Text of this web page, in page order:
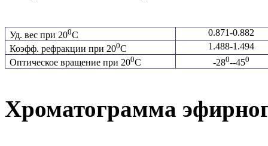
Уд. вес при 200С
0.871-0.882
Коэфф. рефракции при 200С
1.488-1.494
Оптическое вращение при 200С -280--450
Хроматограмма